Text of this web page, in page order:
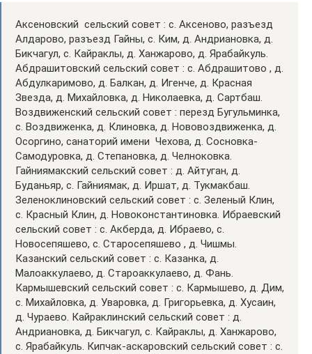
Аксеновский сельский совет : с. Аксеново, разъезд
Алдарово, разъезд Гайны, с. Ким, д. Андриановка, д.
Бикчагул, с. Кайраклы, д. Ханжарово, д. Ярабайкуль.
Абдрашитовский сельский совет : с. Абдрашитово , д.
Абдулкаримово, д. Балкан, д. Игенче, д. Красная
Звезда, д. Михайловка, д. Николаевка, д. Сартбаш.
Воздвиженский сельский совет : перезд Бугульминка,
с. Воздвиженка, д. Клиновка, д. Нововоздвиженка, д.
Осоргино, санаторий имени Чехова, д. Сосновка-
Самодуровка, д. Степановка, д. Челноковка.
Гайниямакский сельский совет : д. Айтуган, д.
Буданьяр, с. Гайниямак, д. Иршат, д. Тукмакбаш.
Зеленоклиновский сельский совет : с. Зеленый Клин,
с. Красный Клин, д. Новоконстантиновка. Ибраевский
сельский совет : с. Акберда, д. Ибраево, с.
Новосепяшево, с. Старосепяшево , д. Чишмы.
Казанский сельский совет : с. Казанка, д.
Малоаккулаево, д. Староаккулаево, д. Фань.
Кармышевский сельский совет : с. Кармышево, д. Дим,
с. Михайловка, д. Уваровка, д. Григорьевка, д. Хусаин,
д. Чураево. Кайраклинский сельский совет : д.
Андриановка, д. Бикчагул, с. Кайраклы, д. Ханжарово,
с. Ярабайкуль. Кипчак-аскаровский сельский совет : с.